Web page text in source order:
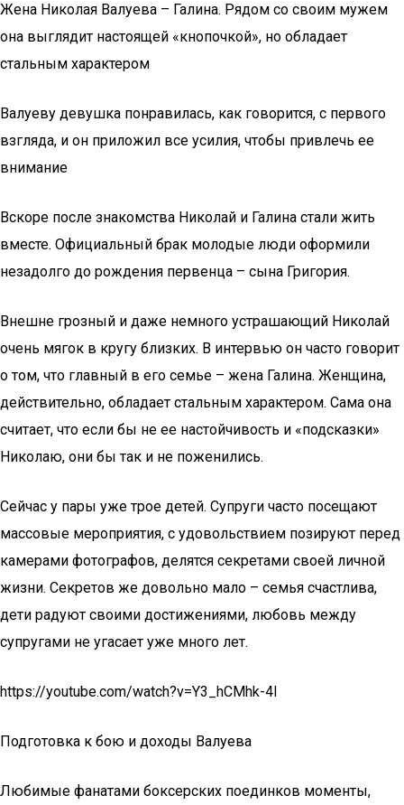
Жена Николая Валуева – Галина. Рядом со своим мужем
она выглядит настоящей «кнопочкой», но обладает
стальным характером
Валуеву девушка понравилась, как говорится, с первого
взгляда, и он приложил все усилия, чтобы привлечь ее
внимание
Вскоре после знакомства Николай и Галина стали жить
вместе. Официальный брак молодые люди оформили
незадолго до рождения первенца – сына Григория.
Внешне грозный и даже немного устрашающий Николай
очень мягок в кругу близких. В интервью он часто говорит
о том, что главный в его семье – жена Галина. Женщина,
действительно, обладает стальным характером. Сама она
считает, что если бы не ее настойчивость и «подсказки»
Николаю, они бы так и не поженились.
Сейчас у пары уже трое детей. Супруги часто посещают
массовые мероприятия, с удовольствием позируют перед
камерами фотографов, делятся секретами своей личной
жизни. Секретов же довольно мало – семья счастлива,
дети радуют своими достижениями, любовь между
супругами не угасает уже много лет.
https://youtube.com/watch?v=Y3_hCMhk-4I
Подготовка к бою и доходы Валуева
Любимые фанатами боксерских поединков моменты,